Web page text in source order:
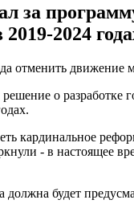
за
2024
отменить движение
о разработке
кардинальное
- в настоящее
должна будет